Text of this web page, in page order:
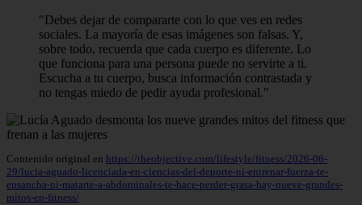
"Debes dejar de compararte con lo que ves en redes
sociales. La mayoría de esas imágenes son falsas. Y,
sobre todo, recuerda que cada cuerpo es diferente. Lo
que funciona para una persona puede no servirte a ti.
Escucha a tu cuerpo, busca información contrastada y
no tengas miedo de pedir ayuda profesional."
Contenido original en https://theobjective.com/lifestyle/fitness/2026-06-
29/lucia-aguado-licenciada-en-ciencias-del-deporte-ni-entrenar-fuerza-te-
ensancha-ni-matarte-a-abdominales-te-hace-perder-grasa-hay-nueve-grandes-
mitos-en-fitness/